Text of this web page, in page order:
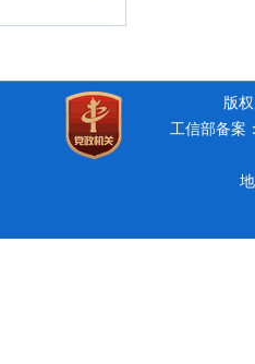
版
工信部备案